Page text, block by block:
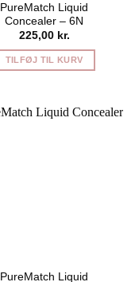
PureMatch Liquid
Concealer – 6N
225,00 kr.
TILFØJ TIL KURV
PureMatch Liquid